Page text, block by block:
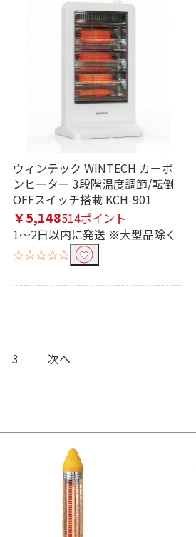
ウィンテック WINTECH カーボ
ンヒーター 3段階温度調節/転倒
OFFスイッチ搭載 KCH-901
￥5,148514ポイント
1～2日以内に発送 ※大型品除く
☆☆☆☆☆
3 次へ